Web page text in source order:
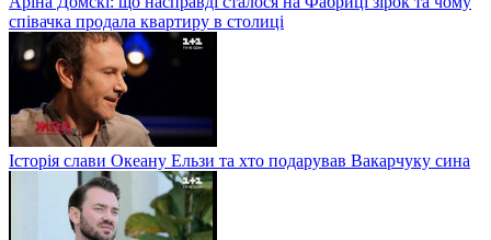
співачка продала квартиру в столиці
Історія слави Океану Ельзи та хто подарував Вакарчуку сина